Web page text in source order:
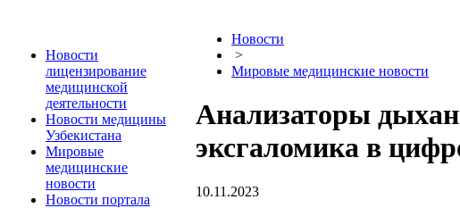
Новости
лицензирование
медицинской
деятельности
Новости медицины
Узбекистана
Мировые
медицинские
новости
Новости портала
Новости
>
Мировые медицинские новости
Анализаторы
эксгаломика в
10.11.2023